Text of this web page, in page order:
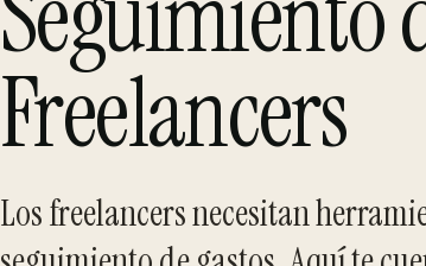
Freelancers
Los freelancers necesitan